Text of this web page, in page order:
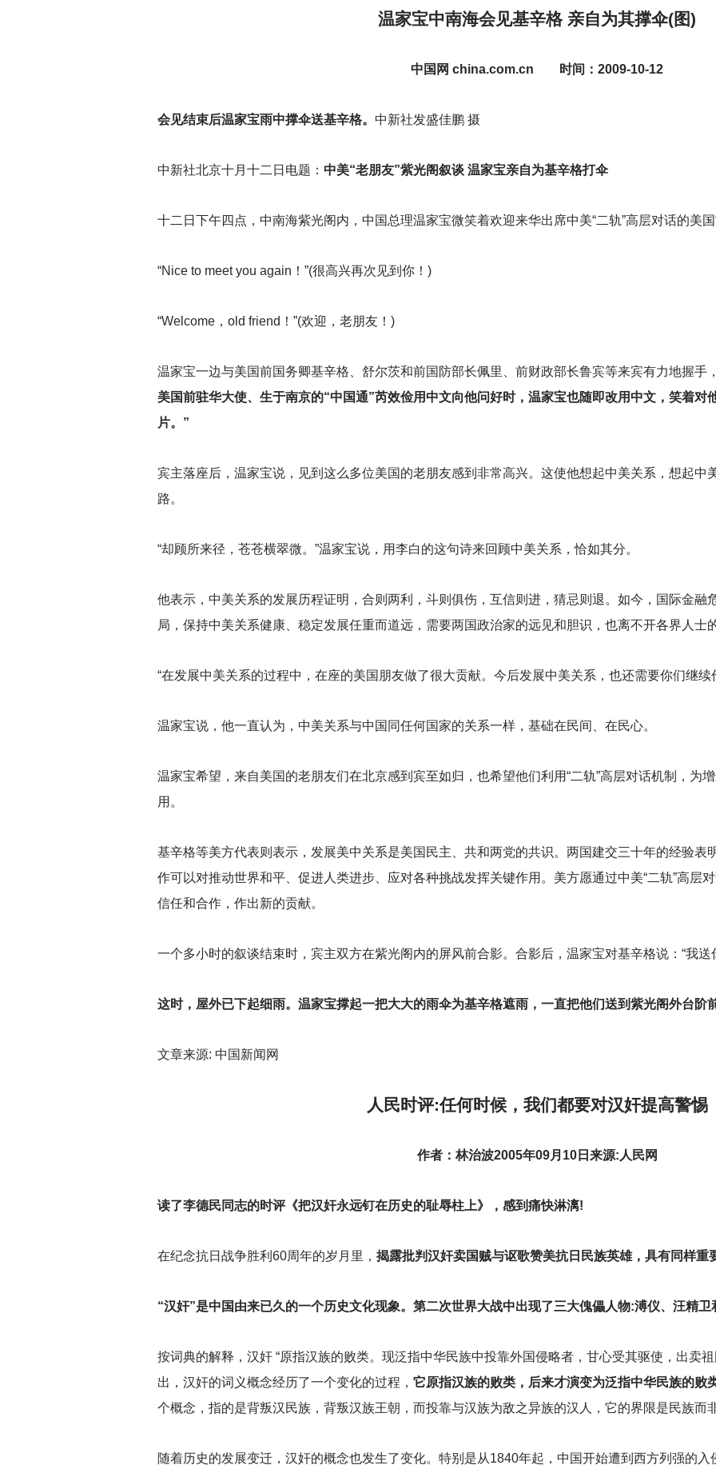
温家宝中南海会见基辛格 亲自为其撑伞(图)
中国网 china.com.cn 时间：2009-10-12
会见结束后温家宝雨中撑伞送基辛格。 中新社发盛佳鹏 摄
中新社北京十月十二日电题： 中美“老朋友”紫光阁叙谈 温家宝亲自为基辛格打伞
十二日下午四点，中南海紫光阁内，中国总理温家宝微笑着欢迎来华出席中美“二轨”高层对话的美国“
“Nice to meet you again！”(很高兴再次见到你！)
“Welcome，old friend！”(欢迎，老朋友！)
温家宝一边与美国前国务卿基辛格、舒尔茨和前国防部长佩里、前财政部长鲁宾等来宾有力地握手
美国前驻华大使、生于南京的“中国通”芮效俭用中文向他问好时，温家宝也随即改用中文，笑着对
片。”
宾主落座后，温家宝说，见到这么多位美国的老朋友感到非常高兴。这使他想起中美关系，想起中
路。
“却顾所来径，苍苍横翠微。”温家宝说，用李白的这句诗来回顾中美关系，恰如其分。
他表示，中美关系的发展历程证明，合则两利，斗则俱伤，互信则进，猜忌则退。如今，国际金融
局，保持中美关系健康、稳定发展任重而道远，需要两国政治家的远见和胆识，也离不开各界人士
“在发展中美关系的过程中，在座的美国朋友做了很大贡献。今后发展中美关系，也还需要你们继续
温家宝说，他一直认为，中美关系与中国同任何国家的关系一样，基础在民间、在民心。
温家宝希望，来自美国的老朋友们在北京感到宾至如归，也希望他们利用“二轨”高层对话机制，为
用。
基辛格等美方代表则表示，发展美中关系是美国民主、共和两党的共识。两国建交三十年的经验表
作可以对推动世界和平、促进人类进步、应对各种挑战发挥关键作用。美方愿通过中美“二轨”高层
信任和合作，作出新的贡献。
一个多小时的叙谈结束时，宾主双方在紫光阁内的屏风前合影。合影后，温家宝对基辛格说：“我送
这时，屋外已下起细雨。温家宝撑起一把大大的雨伞为基辛格遮雨，一直把他们送到紫光阁外台阶前
文章来源: 中国新闻网
人民时评:任何时候，我们都要对汉奸提高警惕
作者：林治波2005年09月10日来源:人民网
读了李德民同志的时评《把汉奸永远钉在历史的耻辱柱上》，感到痛快淋漓!
在纪念抗日战争胜利60周年的岁月里， 揭露批判汉奸卖国贼与讴歌赞美抗日民族英雄，具有同样重
“汉奸”是中国由来已久的一个历史文化现象。第二次世界大战中出现了三大傀儡人物:溥仪、汪精卫
按词典的解释，汉奸 “原指汉族的败类。现泛指中华民族中投靠外国侵略者，甘心受其驱使，出卖
出，汉奸的词义概念经历了一个变化的过程， 它原指汉族的败类，后来才演变为泛指中华民族的败类
个概念，指的是背叛汉民族，背叛汉族王朝，而投靠与汉族为敌之异族的汉人，它的界限是民族而
随着历史的发展变迁，汉奸的概念也发生了变化。特别是从1840年起，中国开始遭到西方列强的